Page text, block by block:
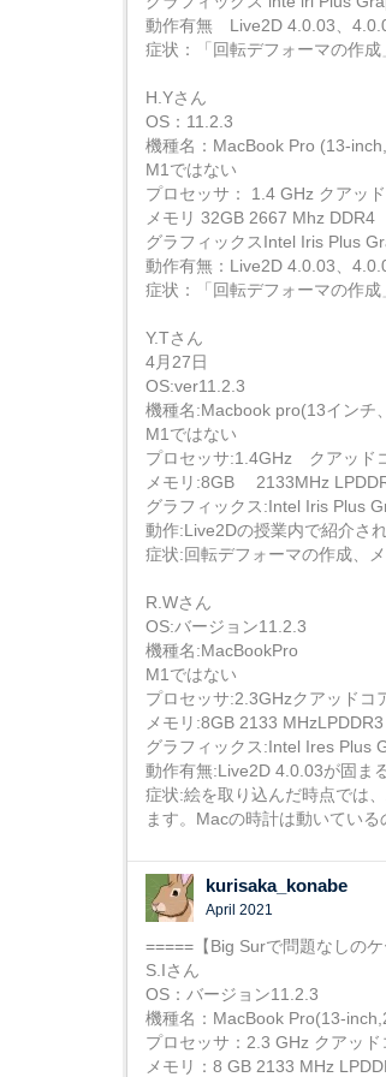
動作有無 Live2D 4.0.03、
症状：「回転デフォーマの作
H.Yさん
OS：11.2.3
機種名：MacBook Pro (13-
M1ではない
プロセッサ： 1.4 GHz クアッ
メモリ 32GB 2667 Mhz DDR4
グラフィックスIntel Iris Plus
動作有無：Live2D 4.0.03、
症状：「回転デフォーマの作
Y.Tさん
4月27日
OS:ver11.2.3
機種名:Macbook pro(13インチ
M1ではない
プロセッサ:1.4GHz クアッド
メモリ:8GB 2133MHz
グラフィックス:Intel Iris Plus
動作:Live2Dの授業内で紹介さ
症状:回転デフォーマの作成、
R.Wさん
OS:バージョン11.2.3
機種名:MacBookPro
M1ではない
プロセッサ:2.3GHzクアッドコ
メモリ:8GB 2133 MHzLPDDR3
グラフィックス:Intel Ires Plus
動作有無:Live2D 4.0.03が固ま
症状:絵を取り込んだ時点では
ます。Macの時計は動いてい
kurisaka_konabe
April 2021
=====【Big Surで問題なしの
S.Iさん
OS：バージョン11.2.3
機種名：MacBook Pro(13-
プロセッサ：2.3 GHz クアッ
メモリ：8 GB 2133 MHz